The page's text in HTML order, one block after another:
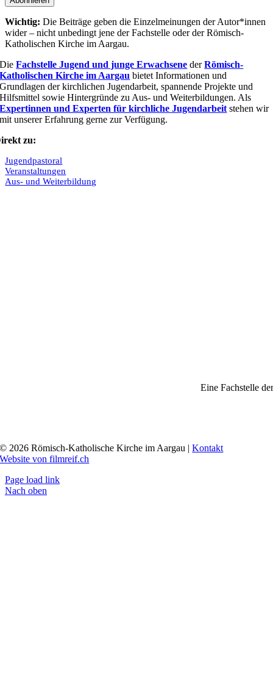
Wichtig: Die Beiträge geben die Einzel­meinungen der Autor*innen
wider – nicht unbedingt jene der Fach­stelle oder der Römisch-
Katholischen Kirche im Aargau.
DieFachstelle Jugend und junge Erwachsene derRömisch-
Katholischen Kirche im Aargau bietet Informationen und
Grundlagen der kirchlichen Jugendarbeit, spannende Projekte und
Hilfsmittel sowie Hintergründe zu Aus- und Weiterbildungen. Als
Expertinnen und Experten für kirchliche Jugendarbeit stehen wir
mit unserer Erfahrung gerne zur Verfügung.
zu:
Jugendpastoral
Veranstaltungen
Aus- und Weiterbildung
Eine Fachstelle der
© 2026 Römisch-Katholische Kirche im Aargau |Kontakt
Website von filmreif.ch
Page load link
Nach oben